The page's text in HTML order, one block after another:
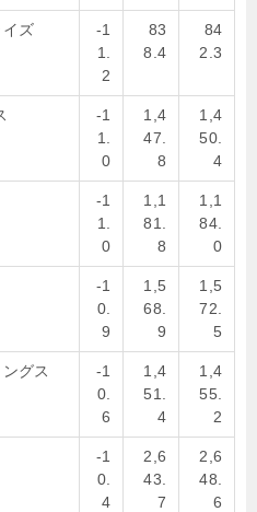
ズ
-1
1.
2
83
8.4
84
2.3
-1
1.
0
1,4
47.
8
1,4
50.
4
-1
1.
0
1,1
81.
8
1,1
84.
0
-1
0.
9
1,5
68.
9
1,5
72.
5
グス
-1
0.
6
1,4
51.
4
1,4
55.
2
-1
0.
4
2,6
43.
7
2,6
48.
6